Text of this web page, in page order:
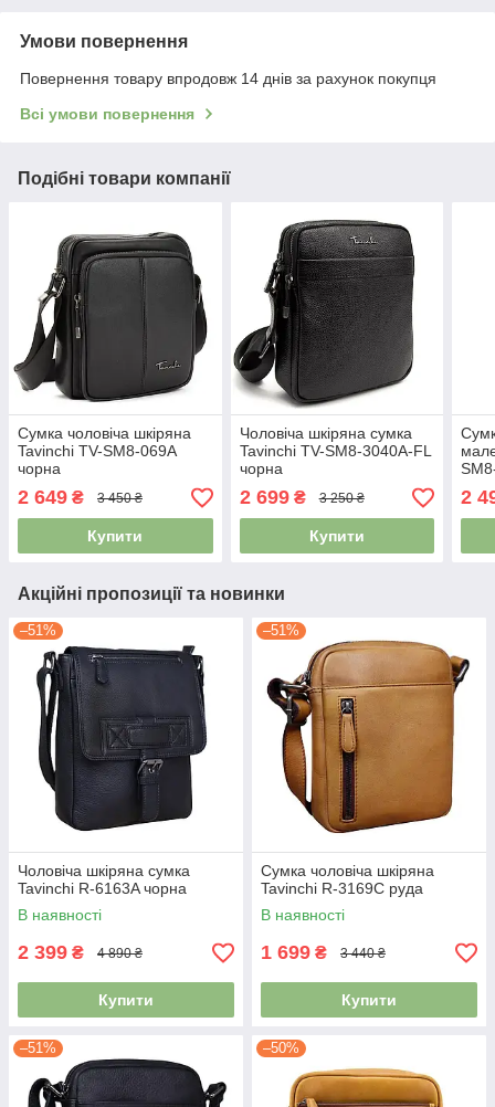
Умови повернення
Повернення товару впродовж 14 днів за рахунок покупця
Всі умови повернення
Подібні товари компанії
Сумка чоловіча шкіряна
Tavinchi TV-SM8-069A
чорна
2 649 ₴ 3 450 ₴
Купити
Чоловіча шкіряна сумка
Tavinchi TV-SM8-3040A-FL
чорна
2 699₴ 3 250 ₴
Купити
2
Акційні пропозиції та новинки
–51%
Чоловіча шкіряна сумка
Tavinchi R-6163A чорна
В наявності
2 399 ₴ 4 890 ₴
Купити
–51%
Сумка чоловіча шкіряна
Tavinchi R-3169C руда
В наявності
1 699 ₴ 3 440 ₴
Купити
–51% –50%